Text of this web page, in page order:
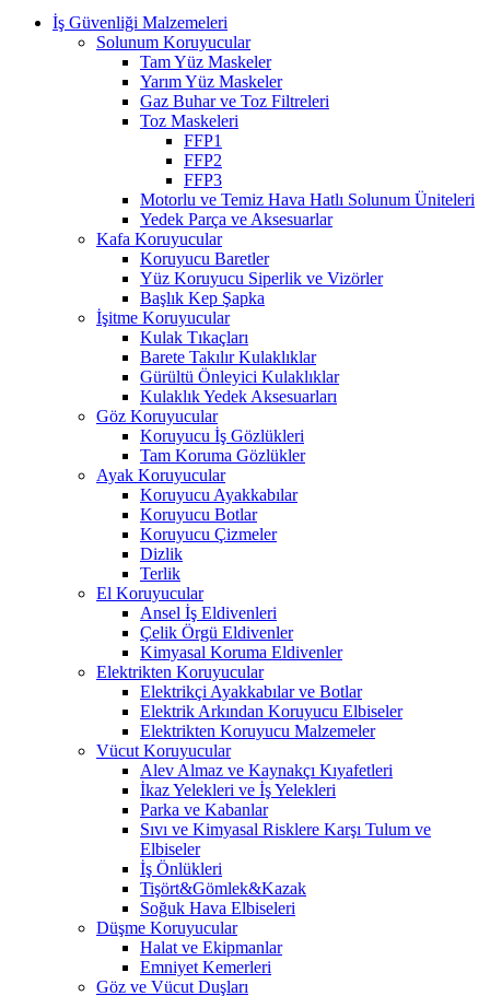
İş Güvenliği Malzemeleri
Solunum Koruyucular
Tam Yüz Maskeler
Yarım Yüz Maskeler
Gaz Buhar ve Toz Filtreleri
Toz Maskeleri
FFP1
FFP2
FFP3
Motorlu ve Temiz Hava Hatlı Solunum Üniteleri
Yedek Parça ve Aksesuarlar
Kafa Koruyucular
Koruyucu Baretler
Yüz Koruyucu Siperlik ve Vizörler
Başlık Kep Şapka
İşitme Koruyucular
Kulak Tıkaçları
Barete Takılır Kulaklıklar
Gürültü Önleyici Kulaklıklar
Kulaklık Yedek Aksesuarları
Göz Koruyucular
Koruyucu İş Gözlükleri
Tam Koruma Gözlükler
Ayak Koruyucular
Koruyucu Ayakkabılar
Koruyucu Botlar
Koruyucu Çizmeler
Dizlik
Terlik
El Koruyucular
Ansel İş Eldivenleri
Çelik Örgü Eldivenler
Kimyasal Koruma Eldivenler
Elektrikten Koruyucular
Elektrikçi Ayakkabılar ve Botlar
Elektrik Arkından Koruyucu Elbiseler
Elektrikten Koruyucu Malzemeler
Vücut Koruyucular
Alev Almaz ve Kaynakçı Kıyafetleri
İkaz Yelekleri ve İş Yelekleri
Parka ve Kabanlar
Sıvı ve Kimyasal Risklere Karşı Tulum ve
Elbiseler
İş Önlükleri
Tişört&Gömlek&Kazak
Soğuk Hava Elbiseleri
Düşme Koruyucular
Halat ve Ekipmanlar
Emniyet Kemerleri
Göz ve Vücut Duşları